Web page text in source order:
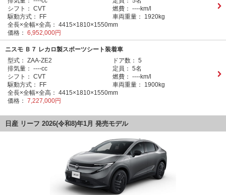
シフト： CVT 燃費： ----km/l
駆動方式：
FF 車両重量：
1920kg
全長×全幅×全高： 4415×1810×1550mm
価格： 6,952,000円
ニスモ Ｂ７ レカロ製スポーツシート装着車
型式： ZAA-ZE2 ドア数： 5
排気量： ----cc 定員： 5名
シフト： CVT 燃費： ----km/l
駆動方式：
FF 車両重量：
1900kg
全長×全幅×全高： 4415×1810×1550mm
価格： 7,227,000円
日産 リーフ 2026(令和8)年1月 発売モデル